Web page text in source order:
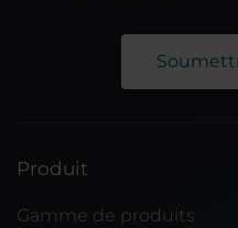
Produit
Gamme de produits